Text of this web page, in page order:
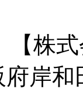
【株
岸和